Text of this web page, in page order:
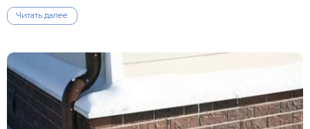
Читать далее